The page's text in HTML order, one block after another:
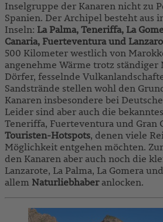
Inselgruppe der Kanaren nicht zu
Spanien. Der Archipel besteht aus
Inseln: La Palma, Teneriffa, La
Canaria, Fuerteventura und
500 Kilometer westlich von
angenehme Wärme trotz ständiger
Dörfer, fesselnde
Sandstrände stellen wohl den
Kanaren insbesondere bei
Leider sind aber auch die
Teneriffa, Fuerteventura und Gran
Touristen-Hotspots, denen viele
Möglichkeit entgehen möchten.
den Kanaren aber auch noch die
Lanzarote, La Palma, La Gomera
allem Naturliebhaberanlocken.